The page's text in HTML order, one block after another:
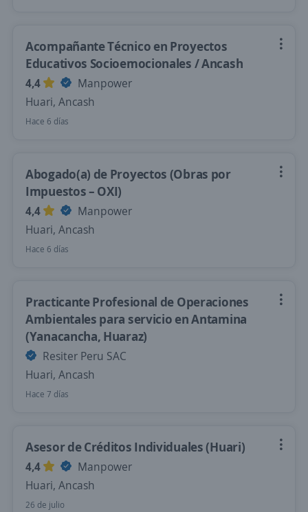
Acompañante Técnico en Proyectos
Educativos Socioemocionales / Ancash
4,4
Manpower
Huari, Ancash
Hace 6 días
Abogado(a) de Proyectos (Obras por
Impuestos – OXI)
4,4
Manpower
Huari, Ancash
Hace 6 días
Practicante Profesional de Operaciones
Ambientales para servicio en Antamina
(Yanacancha, Huaraz)
Resiter Peru SAC
Huari, Ancash
Hace 7 días
Asesor de Créditos Individuales (Huari)
4,4
Manpower
Huari, Ancash
26 de julio